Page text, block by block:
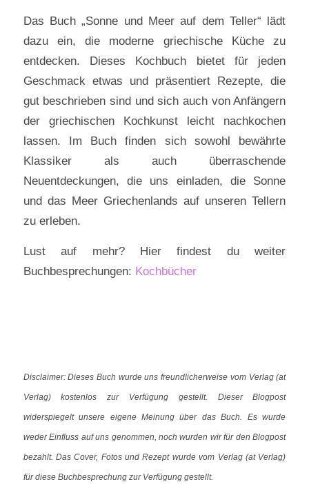
Das Buch „Sonne und Meer auf dem Teller“ lädt
dazu ein, die moderne griechische Küche zu
entdecken. Dieses Kochbuch bietet für jeden
Geschmack etwas und präsentiert Rezepte, die
gut beschrieben sind und sich auch von Anfängern
der griechischen Kochkunst leicht nachkochen
lassen. Im Buch finden sich sowohl bewährte
Klassiker als auch überraschende
Neuentdeckungen, die uns einladen, die Sonne
und das Meer Griechenlands auf unseren Tellern
zu erleben.
Lust auf mehr? Hier findest du weiter
Buchbesprechungen: Kochbücher
Disclaimer: Dieses Buch wurde uns freundlicherweise vom Verlag (at
Verlag) kostenlos zur Verfügung gestellt. Dieser Blogpost
widerspiegelt unsere eigene Meinung über das Buch. Es wurde
weder Einfluss auf uns genommen, noch wurden wir für den Blogpost
bezahlt. Das Cover, Fotos und Rezept wurde vom Verlag (at Verlag)
für diese Buchbesprechung zur Verfügung gestellt.